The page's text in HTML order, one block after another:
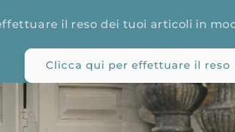
il reso dei tuoi articoli in
Clicca qui per effettuare il reso